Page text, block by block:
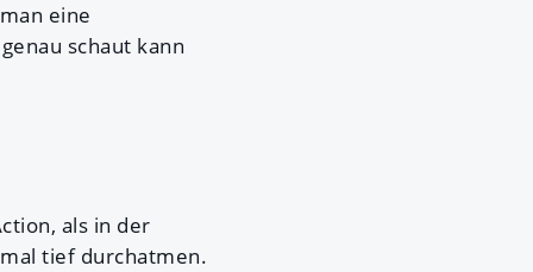
eine
schaut kann
als in der
tief durchatmen.